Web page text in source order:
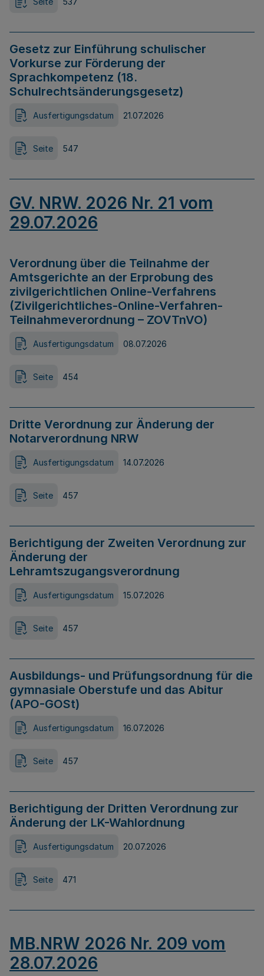
Gesetz zur Einführung schulischer
Vorkurse zur Förderung der
Sprachkompetenz (18.
Schulrechtsänderungsgesetz)
Ausfertigungsdatum 21.07.2026
Seite 547
GV. NRW. 2026 Nr. 21 vom
29.07.2026
Verordnung über die Teilnahme der
Amtsgerichte an der Erprobung des
zivilgerichtlichen Online-Verfahrens
(Zivilgerichtliches-Online-Verfahren-
Teilnahmeverordnung – ZOVTnVO)
Ausfertigungsdatum 08.07.2026
Seite 454
Dritte Verordnung zur Änderung der
Notarverordnung NRW
Ausfertigungsdatum 14.07.2026
Seite 457
Berichtigung der Zweiten Verordnung zur
Änderung der
Lehramtszugangsverordnung
Ausfertigungsdatum 15.07.2026
Seite 457
Ausbildungs- und Prüfungsordnung für die
gymnasiale Oberstufe und das Abitur
(APO-GOSt)
Ausfertigungsdatum 16.07.2026
Seite 457
Berichtigung der Dritten Verordnung zur
Änderung der LK-Wahlordnung
Ausfertigungsdatum 20.07.2026
Seite 471
MB.NRW 2026 Nr. 209 vom
28.07.2026